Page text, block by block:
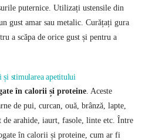
puternice. Utilizați ustensile din
gust amar sau metalic. Curățați gura
a scăpa de orice gust și pentru a
și stimularea apetitului
în calorii și proteine. Aceste
de pui, curcan, ouă, brânză, lapte,
arahide, iaurt, fasole, linte etc. Între
în calorii și proteine, cum ar fi